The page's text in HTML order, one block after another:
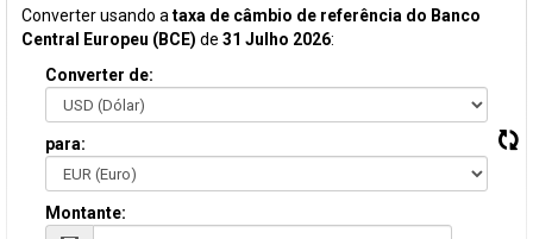
Converter usando a taxa de câmbio de referência do Banco
Central Europeu (BCE) de 31 Julho 2026:
Converter de:
para:
Montante: